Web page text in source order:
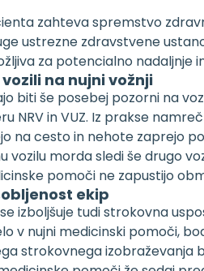
zahteva spremstvo
ustrezne zdravstvene
za potencialno nadaljnje
na nujni vožnji
biti še posebej pozorni na
NRV in VUZ. Iz prakse
na cesto in nehote zaprejo
morda sledi še drugo
pomoči ne zapustijo
ekip
izboljšuje tudi strokovna
v nujni medicinski pomoči,
strokovnega